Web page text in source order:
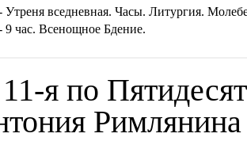
Утреня вседневная. Часы. Литургия.
9 час. Всенощное Бдение.
я по
Римлянина